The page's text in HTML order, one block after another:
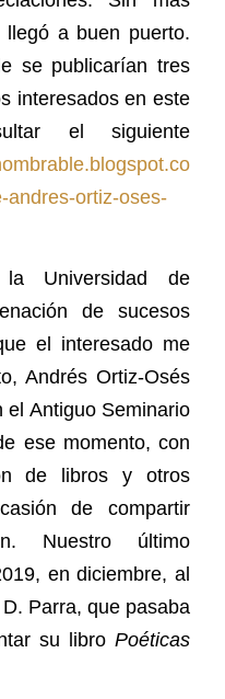
llegó a buen puerto.
se publicarían tres
interesados en este
el siguiente
andres-ortiz-oses-
Universidad de
de sucesos
el interesado me
Andrés Ortiz-Osés
el Antiguo Seminario
ese momento, con
de libros y otros
de compartir
Nuestro último
en diciembre, al
Parra, que pasaba
su libro Poéticas